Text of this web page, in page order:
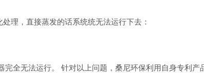
理，直接蒸发的话系统统无法运行下去：
全无法运行。 针对以上问题，桑尼环保利用自身专利产